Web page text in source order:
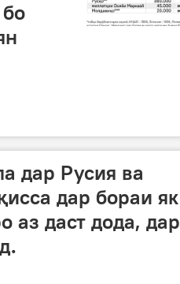
дар Русия ва
дар бораи як
аз даст дода, дар